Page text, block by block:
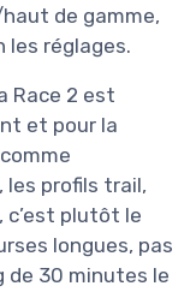
de gamme,
les réglages.
Race 2 est
et pour la
les profils trail,
c’est plutôt le
longues, pas
de 30 minutes le